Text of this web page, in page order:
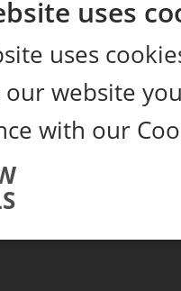
uses
uses
our website
with our